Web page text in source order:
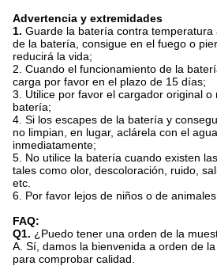
Advertencia y extremidades
1. Guarde la batería contra temperatura
de la batería, consigue en el fuego o
reducirá la vida;
2. Cuando el funcionamiento de la
carga por favor en el plazo de 15 días;
3. Utilice por favor el cargador original o
batería;
4. Si los escapes de la batería y
no limpian, en lugar, aclárela con el
inmediatamente;
5. No utilice la batería cuando existen
tales como olor, descoloración, ruido,
etc.
6. Por favor lejos de niños o de animales
FAQ:
Q1. ¿Puedo tener una orden de la
A. Sí, damos la bienvenida a orden de
para comprobar calidad.